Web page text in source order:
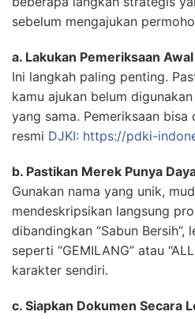
sebelum mengajukan
a. Lakukan Pemeriksaan
Ini langkah paling penting.
kamu ajukan belum
yang sama. Pemeriksaan
resmi DJKI: https://pdki-
b. Pastikan Merek Punya
Gunakan nama yang unik,
mendeskripsikan langsung
dibandingkan “Sabun Bersih”,
seperti “GEMILANG” atau
karakter sendiri.
c. Siapkan Dokumen Secara